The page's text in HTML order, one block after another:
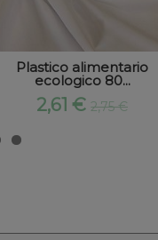
Plastico alimentario
ecologico 80...
2,61 €2,75 €